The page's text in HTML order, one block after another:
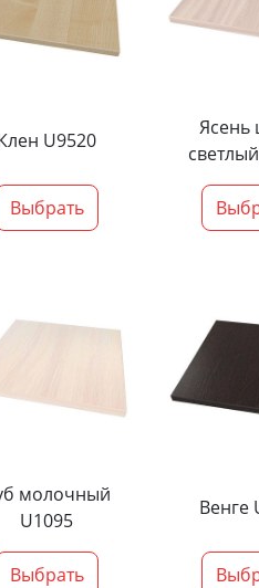
U9520
Выбрать
молочный
U1095
Выбрать
Венге